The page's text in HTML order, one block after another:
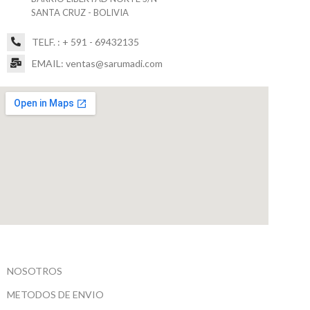
SANTA CRUZ - BOLIVIA
TELF. : + 591 - 69432135
EMAIL: ventas@sarumadi.com
NOSOTROS
METODOS DE ENVIO